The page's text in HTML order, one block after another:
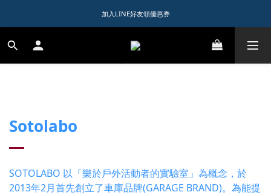
1️⃣ 加入會員送$150購物金
加入LINE好友領優惠券
1️⃣ 加入會員送$150購物金
Sotolabo
SOTOLABO 以「樂於戶外活動者的實驗室」為概念，於
2013年2月首先創立了車庫品牌(GARAGE BRAND)。為能提